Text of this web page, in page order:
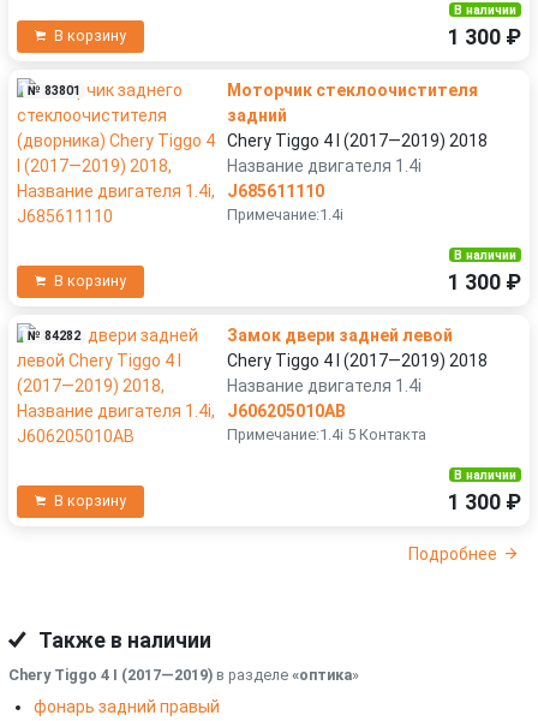
В корзину
В наличии
1 300 ₽
№ 83801
Моторчик стеклоочистителя
задний
Chery Tiggo 4 I (2017—2019) 2018
Название двигателя 1.4i
J685611110
Примечание:1.4i
В корзину
В наличии
1 300 ₽
№ 84282
Замок двери задней левой
Chery Tiggo 4 I (2017—2019) 2018
Название двигателя 1.4i
J606205010AB
Примечание:1.4i 5 Контакта
В корзину
В наличии
1 300 ₽
Подробнее
Также в наличии
Chery Tiggo 4 I (2017—2019) в разделе «оптика»
фонарь задний правый